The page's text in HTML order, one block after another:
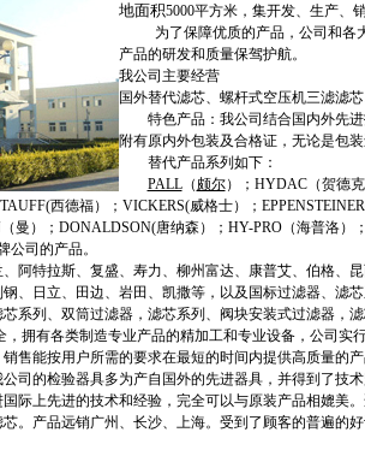
地面积5000平方米，集开发、生产、
为了保障优质的产品，公司和各
产品的研发和质量保驾护航。
我公司主要经营
国外替代滤芯、螺杆式空压机三滤滤
特色产品：我公司结合国内外先进
附有原内外包装及合格证，无论是包
替代产品系列如下：
PALL（颇尔）； HYDAC（贺德克
西德福）； VICKERS(威格士）；
（曼）； DONALDSON(唐纳森）； HY-PRO（海普洛）；
公司的产品。
特拉斯、复盛、寿力、柳州富达、康普艾、伯格、
、日立、田边、岩田、凯撒等，以及国标过滤器、滤芯
系列、双筒过滤器，滤芯系列、阀块安装式过滤器，滤
拥有各类制造专业产品的精加工和专业设备，公司实
售能按用户所需的要求在最短的时间内提供高质量的产
司的检验器具多为产自国外的先进器具，并得到了技
际上先进的技术和经验，完全可以与原装产品相媲美
。产品远销广州、长沙、上海。受到了顾客的普遍的